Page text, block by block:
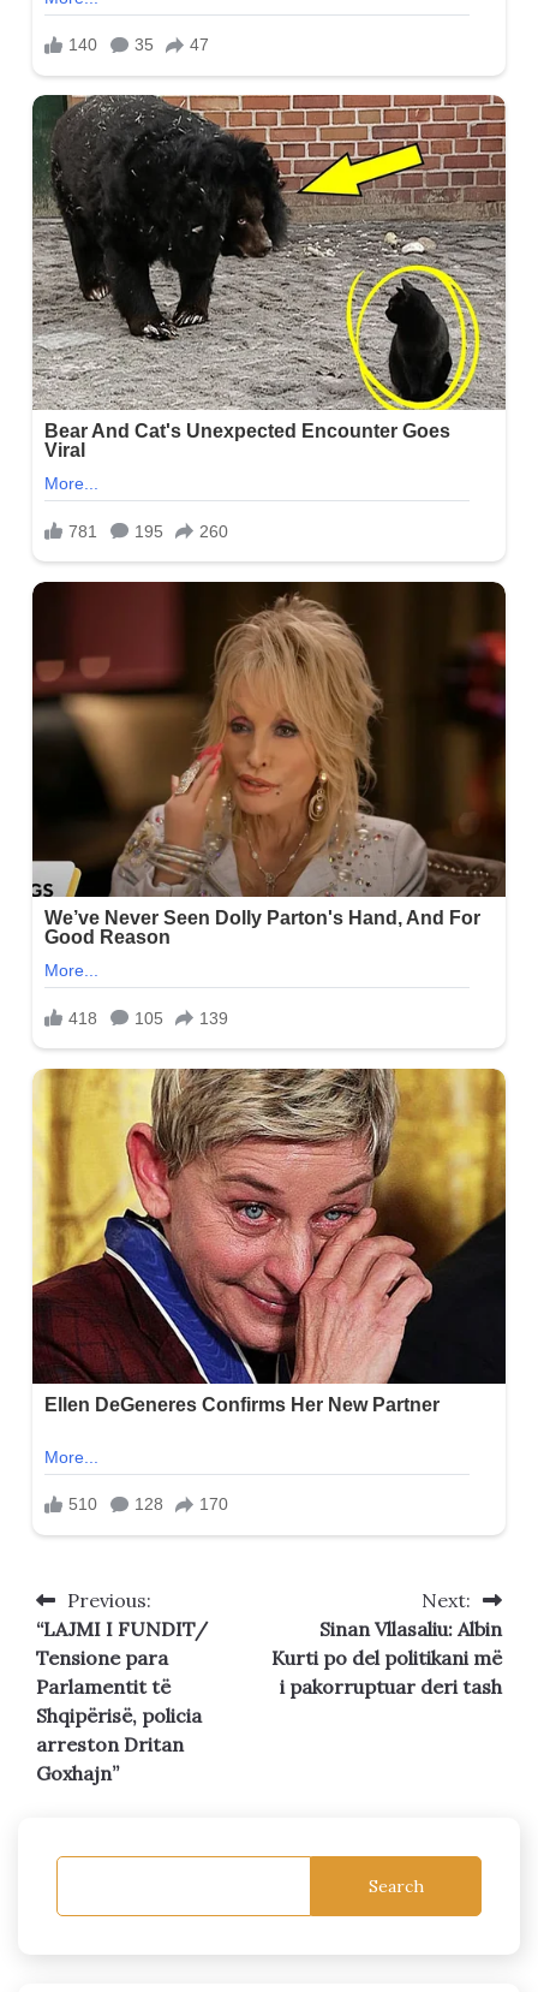
Post
navigation
Previous:
“LAJMI I FUNDIT/
Tensione para
Parlamentit të
Shqipërisë, policia
arreston Dritan
Goxhajn”
Next:
Sinan Vllasaliu: Albin
Kurti po del politikani më
i pakorruptuar deri tash
Search